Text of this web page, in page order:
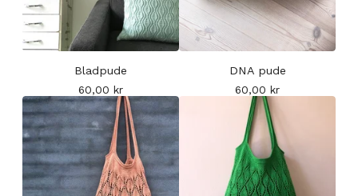
Bladpude
60,00 kr
DNA pude
60,00 kr